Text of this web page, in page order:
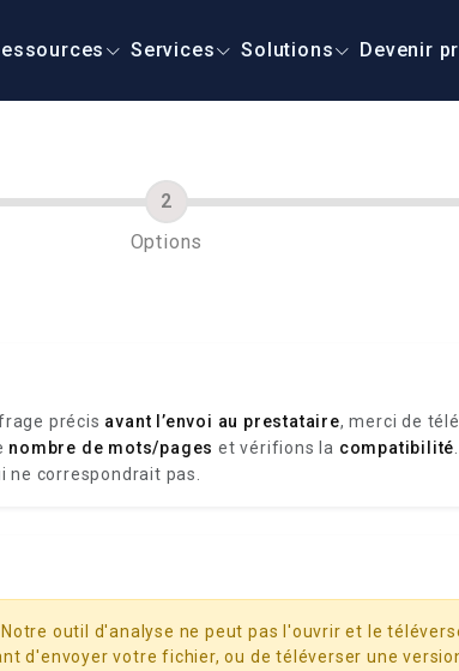
Services Solutions Devenir
Options
précis avant l’envoi au prestataire, merci de
nombre de mots/pages et vérifions la compatibilité
ne correspondrait pas.
Notre outil d'analyse ne peut pas l'ouvrir et le
d'envoyer votre fichier, ou de téléverser une